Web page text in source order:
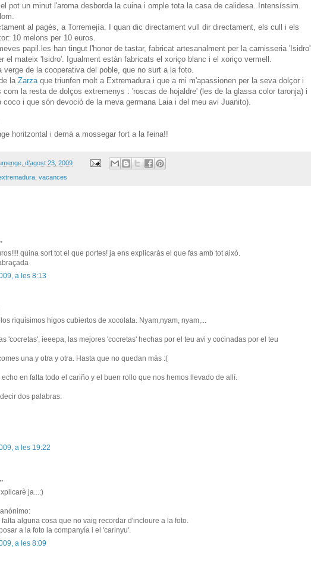
pot un minut l'aroma desborda la cuina i omple tota la casa de calidesa. Intensíssim.
al pagès, a Torremejía. I quan dic directament vull dir directament, els cull i els
10 melons per 10 euros.
papil.les han tingut l'honor de tastar, fabricat artesanalment per la carnisseria 'Isidro'
el mateix 'Isidro'. Igualment estàn fabricats el xoriço blanc i el xoriço vermell.
verge de la cooperativa del poble, que no surt a la foto.
la Zarza que triunfen molt a Extremadura i que a mi m'apassionen per la seva dolçor i
com la resta de dolços extremenys : 'roscas de hojaldre' (les de la glassa color taronja) i
i que són devoció de la meva germana Laia i del meu avi Juanito).
horitzontal i demà a mossegar fort a la feina!!
d’agost 23, 2009
vacances
quina sort tot el que portes! ja ens explicaràs el que fas amb tot això.
a les 8:13
riquísimos higos cubiertos de xocolata. Nyam,nyam, nyam,...
'cocretas', ieeepa, las mejores 'cocretas' hechas por el teu avi y cocinadas por el teu
una y otra y otra. Hasta que no quedan más :(
echo en falta todo el cariño y el buen rollo que nos hemos llevado de allí.
dos palabras:
a les 19:22
ja...:)
falta alguna cosa que no vaig recordar d'incloure a la foto.
a la foto la companyía i el 'carinyu'.
a les 8:09